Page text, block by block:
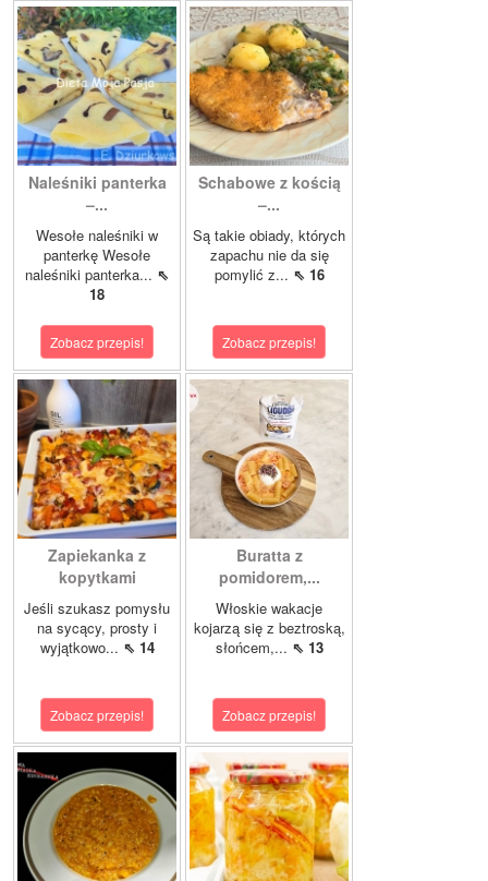
Naleśniki panterka
–...
Wesołe naleśniki w
panterkę Wesołe
naleśniki panterka... ⇖
18
Zobacz przepis!
Schabowe z kością
–...
Są takie obiady, których
zapachu nie da się
pomylić z... ⇖ 16
Zobacz przepis!
Zapiekanka z
kopytkami
Jeśli szukasz pomysłu
na sycący, prosty i
wyjątkowo... ⇖ 14
Zobacz przepis!
Buratta z
pomidorem,...
Włoskie wakacje
kojarzą się z beztroską,
słońcem,... ⇖ 13
Zobacz przepis!